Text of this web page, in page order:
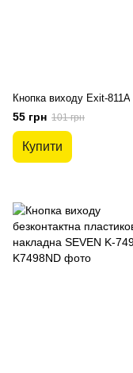
Кнопка виходу Exit-811A
55 грн 101 грн
Купити